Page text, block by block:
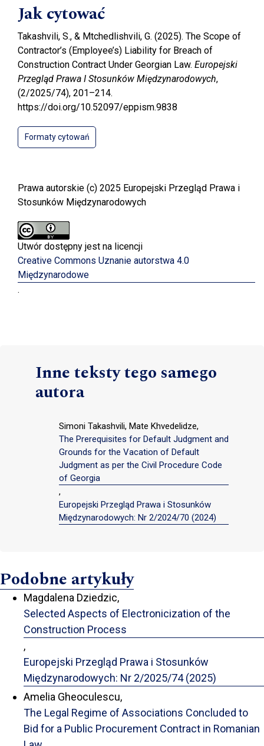
Jak cytować
Takashvili, S., & Mtchedlishvili, G. (2025). The Scope of
Contractor’s (Employee’s) Liability for Breach of
Construction Contract Under Georgian Law. Europejski
Przegląd Prawa I Stosunków Międzynarodowych,
(2/2025/74), 201–214.
https://doi.org/10.52097/eppism.9838
Formaty cytowań
Prawa autorskie (c) 2025 Europejski Przegląd Prawa i
Stosunków Międzynarodowych
Utwór dostępny jest na licencji
Creative Commons Uznanie autorstwa 4.0
Międzynarodowe
.
Inne teksty tego samego
autora
Simoni Takashvili, Mate Khvedelidze,
The Prerequisites for Default Judgment and
Grounds for the Vacation of Default
Judgment as per the Civil Procedure Code
of Georgia
,
Europejski Przegląd Prawa i Stosunków
Międzynarodowych: Nr 2/2024/70 (2024)
Podobne artykuły
Magdalena Dziedzic,
Selected Aspects of Electronicization of the
Construction Process
,
Europejski Przegląd Prawa i Stosunków
Międzynarodowych: Nr 2/2025/74 (2025)
Amelia Gheoculescu,
The Legal Regime of Associations Concluded to
Bid for a Public Procurement Contract in Romanian